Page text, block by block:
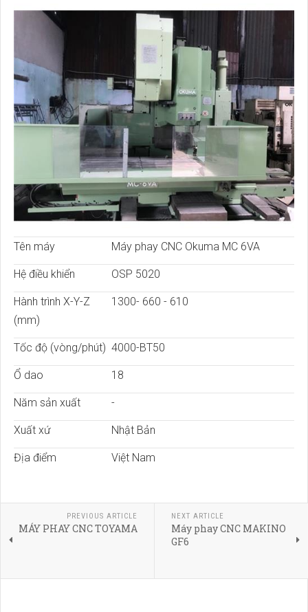
Tên máy Máy phay CNC Okuma MC 6VA
Hệ điều khiển OSP 5020
Hành trình X-Y-Z
(mm)
1300- 660 - 610
Tốc độ (vòng/phút) 4000-BT50
Ổ dao 18
Năm sản xuất -
Xuất xứ Nhật Bản
Địa điểm Việt Nam
PREVIOUS ARTICLE
MÁY PHAY CNC TOYAMA
NEXT ARTICLE
Máy phay CNC MAKINO
GF6